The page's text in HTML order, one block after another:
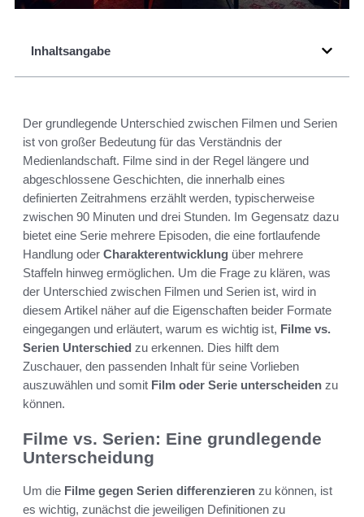
Inhaltsangabe
Der grundlegende Unterschied zwischen Filmen und Serien
ist von großer Bedeutung für das Verständnis der
Medienlandschaft. Filme sind in der Regel längere und
abgeschlossene Geschichten, die innerhalb eines
definierten Zeitrahmens erzählt werden, typischerweise
zwischen 90 Minuten und drei Stunden. Im Gegensatz dazu
bietet eine Serie mehrere Episoden, die eine fortlaufende
Handlung oder Charakterentwicklung über mehrere
Staffeln hinweg ermöglichen. Um die Frage zu klären, was
der Unterschied zwischen Filmen und Serien ist, wird in
diesem Artikel näher auf die Eigenschaften beider Formate
eingegangen und erläutert, warum es wichtig ist, Filme vs.
Serien Unterschied zu erkennen. Dies hilft dem
Zuschauer, den passenden Inhalt für seine Vorlieben
auszuwählen und somit Film oder Serie unterscheiden zu
können.
Filme vs. Serien: Eine grundlegende
Unterscheidung
Um die Filme gegen Serien differenzieren zu können, ist
es wichtig, zunächst die jeweiligen Definitionen zu